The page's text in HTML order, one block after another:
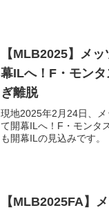
【MLB2025】メ
幕ILへ！F・モン
ぎ離脱
現地2025年2月24日、
て開幕ILへ！F・モンタ
も開幕ILの見込みです。
【MLB2025FA】